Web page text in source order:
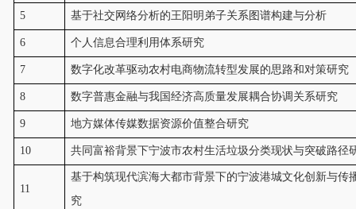
5 基于社交网络分析的王阳明弟子关系图谱构建与分析
6 个人信息合理利用体系研究
7 数字化改革驱动农村电商物流转型发展的思路和对策研究
8 数字普惠金融与我国经济高质量发展耦合协调关系研究
9 地方媒体传媒数据资源价值整合研究
10 共同富裕背景下宁波市农村生活垃圾分类现状与突破路径
11
基于构筑现代滨海大都市背景下的宁波港城文化创新与传
究